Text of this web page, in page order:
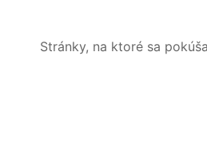
Stránky, na ktoré sa